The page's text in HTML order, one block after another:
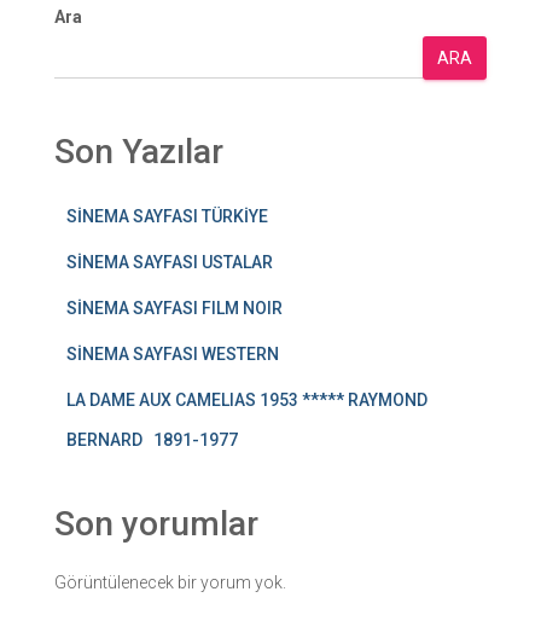
Ara
ARA
Son Yazılar
SİNEMA SAYFASI TÜRKİYE
SİNEMA SAYFASI USTALAR
SİNEMA SAYFASI FILM NOIR
SİNEMA SAYFASI WESTERN
LA DAME AUX CAMELIAS 1953 ***** RAYMOND
BERNARD 1891-1977
Son yorumlar
Görüntülenecek bir yorum yok.